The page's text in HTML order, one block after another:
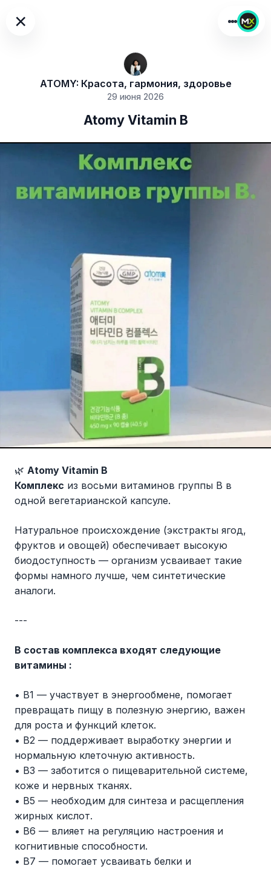
×
ATOMY: Красота, гармония, здоровье
29 июня 2026
Atomy Vitamin B
🌿 Atomy Vitamin B
Комплекс из восьми витаминов группы В в
одной вегетарианской капсуле.
Натуральное происхождение (экстракты ягод,
фруктов и овощей) обеспечивает высокую
биодоступность — организм усваивает такие
формы намного лучше, чем синтетические
аналоги.
---
В состав комплекса входят следующие
витамины :
• В1 — участвует в энергообмене, помогает
превращать пищу в полезную энергию, важен
для роста и функций клеток.
• В2 — поддерживает выработку энергии и
нормальную клеточную активность.
• В3 — заботится о пищеварительной системе,
коже и нервных тканях.
• В5 — необходим для синтеза и расщепления
жирных кислот.
• В6 — влияет на регуляцию настроения и
когнитивные способности.
• В7 — помогает усваивать белки и